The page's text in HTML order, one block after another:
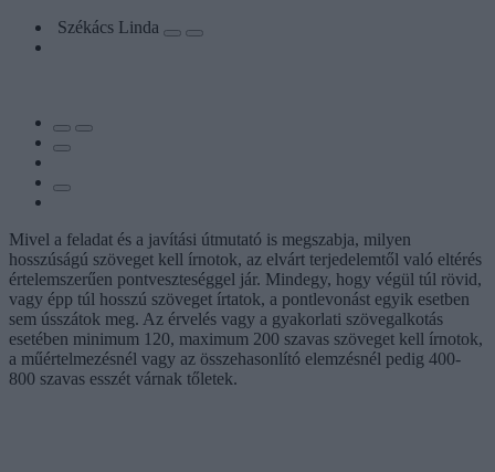
Székács Linda
Mivel a feladat és a javítási útmutató is megszabja, milyen
hosszúságú szöveget kell írnotok, az elvárt terjedelemtől való eltérés
értelemszerűen pontveszteséggel jár. Mindegy, hogy végül túl rövid,
vagy épp túl hosszú szöveget írtatok, a pontlevonást egyik esetben
sem ússzátok meg. Az érvelés vagy a gyakorlati szövegalkotás
esetében minimum 120, maximum 200 szavas szöveget kell írnotok,
a műértelmezésnél vagy az összehasonlító elemzésnél pedig 400-
800 szavas esszét várnak tőletek.